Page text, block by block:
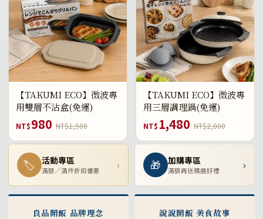
【TAKUMI ECO】微波專
用雙層不沾盒(免運)
NT$980 NT$1,500
【TAKUMI ECO】微波專
用三層調理鍋(免運)
NT$ 1,480 NT$2,000
🏷 活動專區
滿額／滿件折扣優惠 › 🎁 加購專區
滿額再送精選好禮 ›
良品開飯 品牌理念 說說開飯 美食故事